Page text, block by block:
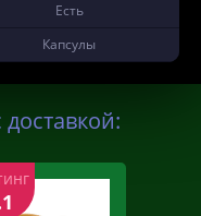
Есть
Капсулы